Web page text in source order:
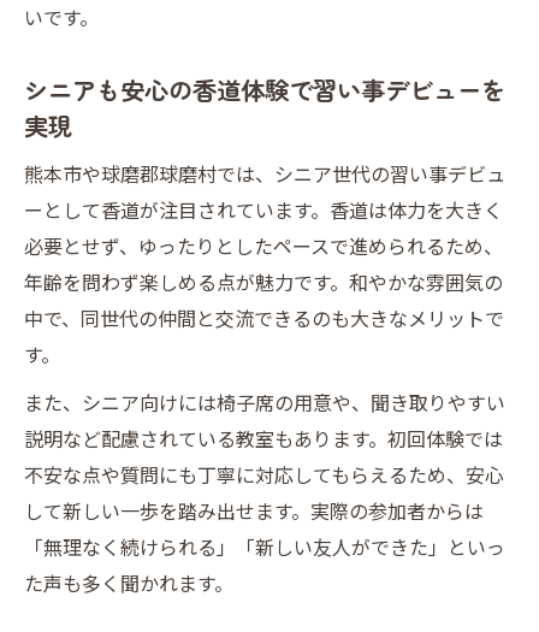
いです。
シニアも安心の香道体験で習い事デビューを
実現
熊本市や球磨郡球磨村では、シニア世代の習い事デビュ
ーとして香道が注目されています。香道は体力を大きく
必要とせず、ゆったりとしたペースで進められるため、
年齢を問わず楽しめる点が魅力です。和やかな雰囲気の
中で、同世代の仲間と交流できるのも大きなメリットで
す。
また、シニア向けには椅子席の用意や、聞き取りやすい
説明など配慮されている教室もあります。初回体験では
不安な点や質問にも丁寧に対応してもらえるため、安心
して新しい一歩を踏み出せます。実際の参加者からは
「無理なく続けられる」「新しい友人ができた」といっ
た声も多く聞かれます。